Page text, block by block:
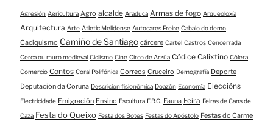
Agresión Agricultura Agro alcalde Araduca Armas de fogo Arqueoloxía
Arquitectura Arte Atletic Melidense Autocares Freire Cabalo do demo
Caciquismo Camiño de Santiago cárcere Cartel Castros Cencerrada
Cerca ou muro medieval Ciclismo Cine Circo de Arzúa Códice Calixtino Cólera
Comercio Contos Coral Polifónica Correos Cruceiro Demografía Deporte
Deputación da Coruña Descricion fisionómica Doazón Economía Eleccións
Electricidade Emigración Ensino Escultura F.R.G. Fauna Feira Feiras de Cans de
Caza Festa do Queixo Festa dos Botes Festas do Apóstolo Festas do Carme